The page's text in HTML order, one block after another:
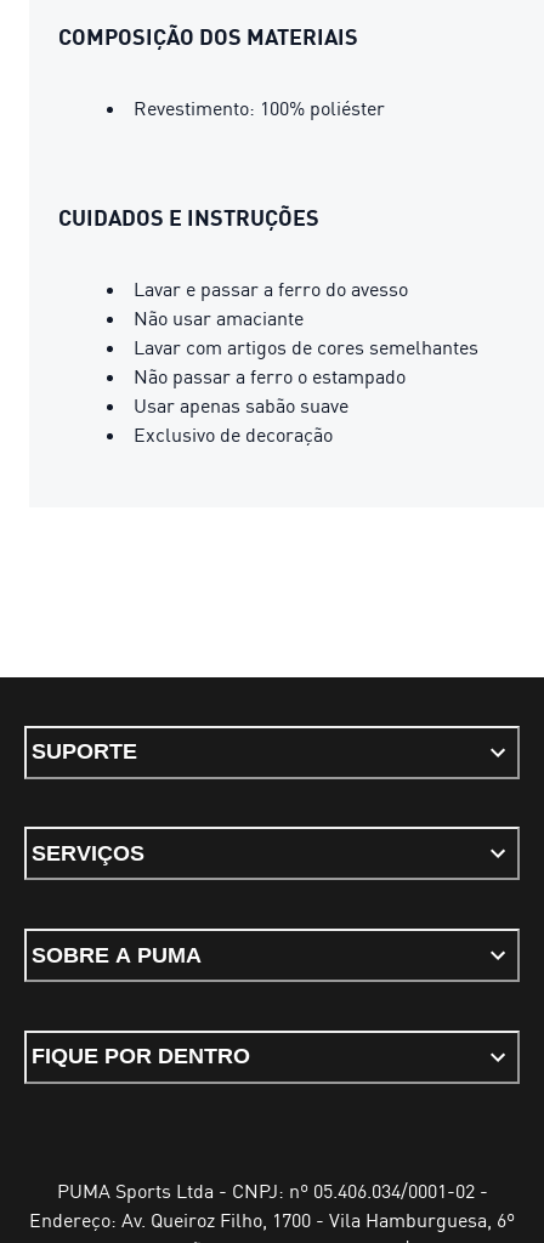
COMPOSIÇÃO DOS MATERIAIS
Revestimento: 100% poliéster
CUIDADOS E INSTRUÇÕES
Lavar e passar a ferro do avesso
Não usar amaciante
Lavar com artigos de cores semelhantes
Não passar a ferro o estampado
Usar apenas sabão suave
Exclusivo de decoração
SUPORTE
SERVIÇOS
SOBRE A PUMA
FIQUE POR DENTRO
PUMA Sports Ltda - CNPJ: nº 05.406.034/0001-02 -
Endereço: Av. Queiroz Filho, 1700 - Vila Hamburguesa, 6º